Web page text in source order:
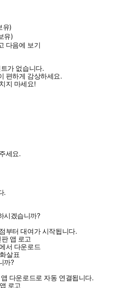
유)
유)
다음에 보기
가 없습니다.
편하게 감상하세요.
지 마세요!
세요.
.
시겠습니까?
부터 대여가 시작됩니다.
서 다운로드
까?
다운로드로 자동 연결됩니다.